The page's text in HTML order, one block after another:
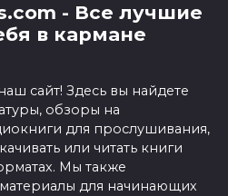
- Все лучшие
в кармане
сайт! Здесь вы найдете
обзоры на
для прослушивания,
или читать книги
Мы также
для начинающих